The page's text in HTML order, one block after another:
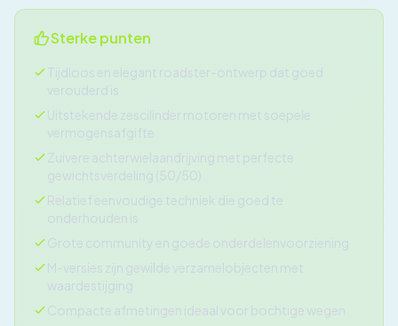
Sterke punten
Tijdloos en elegant roadster-ontwerp dat goed
verouderd is
Uitstekende zescilinder motoren met soepele
vermogensafgifte
Zuivere achterwielaandrijving met perfecte
gewichtsverdeling (50/50)
Relatief eenvoudige techniek die goed te
onderhouden is
Grote community en goede onderdelenvoorziening
M-versies zijn gewilde verzamelobjecten met
waardestijging
Compacte afmetingen ideaal voor bochtige wegen